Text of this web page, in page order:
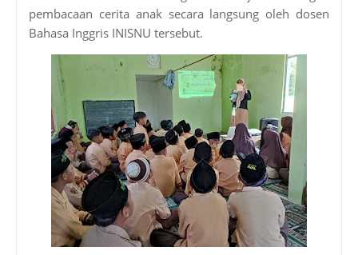
pembacaan cerita anak secara langsung oleh dosen
Bahasa Inggris INISNU tersebut.